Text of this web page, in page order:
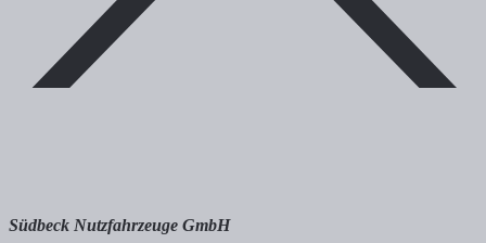
Südbeck Nutzfahrzeuge GmbH